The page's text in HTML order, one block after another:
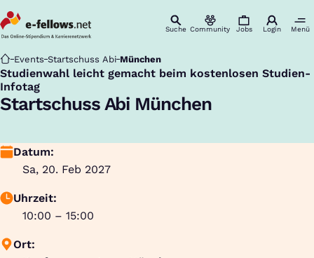
Suche Community Jobs Login Menü
Startseite
Events Startschuss Abi München
Studienwahl leicht gemacht beim kostenlosen Studien-
Infotag
:
Startschuss Abi München
Datum:
Sa, 20. Feb 2027
Uhrzeit:
10:00 – 15:00
Ort: